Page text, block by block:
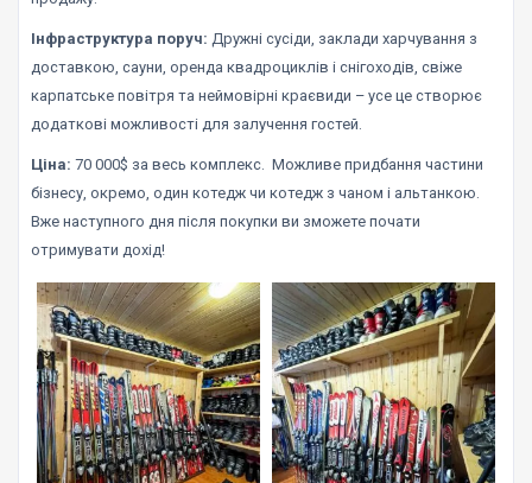
Інфраструктура поруч: Дружні сусіди, заклади харчування з
доставкою, сауни, оренда квадроциклів і снігоходів, свіже
карпатське повітря та неймовірні краєвиди – усе це створює
додаткові можливості для залучення гостей.
Ціна: 70 000$ за весь комплекс. Можливе придбання частини
бізнесу, окремо, один котедж чи котедж з чаном і альтанкою.
Вже наступного дня після покупки ви зможете почати
отримувати дохід!